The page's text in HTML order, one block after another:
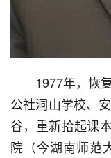
1977年，恢复
公社洞山学校、
谷，重新拾起课
院（今湖南师范